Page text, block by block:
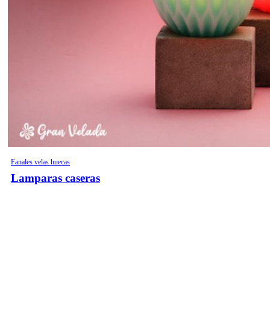
Fanales velas huecas
Lamparas caseras